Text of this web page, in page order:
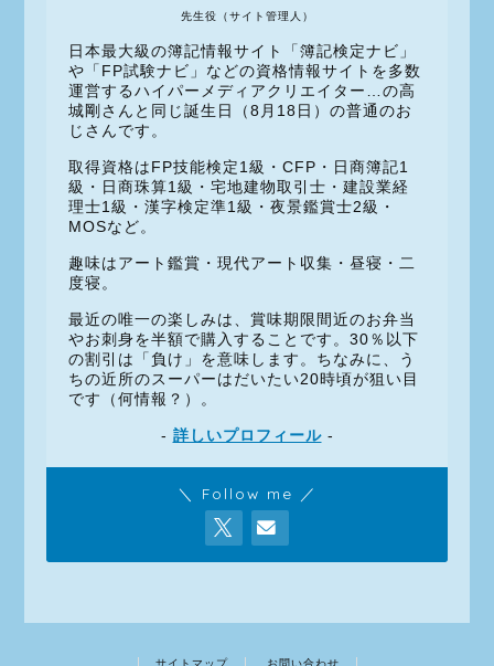
先生役（サイト管理人）
日本最大級の簿記情報サイト「簿記検定ナビ」
や「FP試験ナビ」などの資格情報サイトを多数
運営するハイパーメディアクリエイター…の高
城剛さんと同じ誕生日（8月18日）の普通のお
じさんです。
取得資格はFP技能検定1級・CFP・日商簿記1
級・日商珠算1級・宅地建物取引士・建設業経
理士1級・漢字検定準1級・夜景鑑賞士2級・
MOSなど。
趣味はアート鑑賞・現代アート収集・昼寝・二
度寝。
最近の唯一の楽しみは、賞味期限間近のお弁当
やお刺身を半額で購入することです。30％以下
の割引は「負け」を意味します。ちなみに、う
ちの近所のスーパーはだいたい20時頃が狙い目
です（何情報？）。
- 詳しいプロフィール-
＼ Follow me ／
サイトマップ お問い合わせ